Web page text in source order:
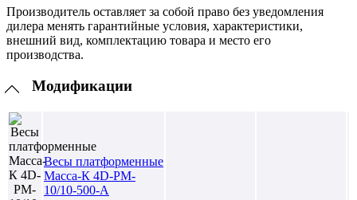
Производитель оставляет за собой право без уведомления
дилера менять гарантийные условия, характеристики,
внешний вид, комплектацию товара и место его
производства.
Модификации
Весы платформенные
Масса-К 4D-PM-
10/10-500-A